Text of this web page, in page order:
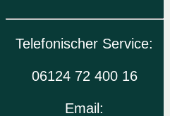
Telefonischer Service:
06124 72 400 16
Email: